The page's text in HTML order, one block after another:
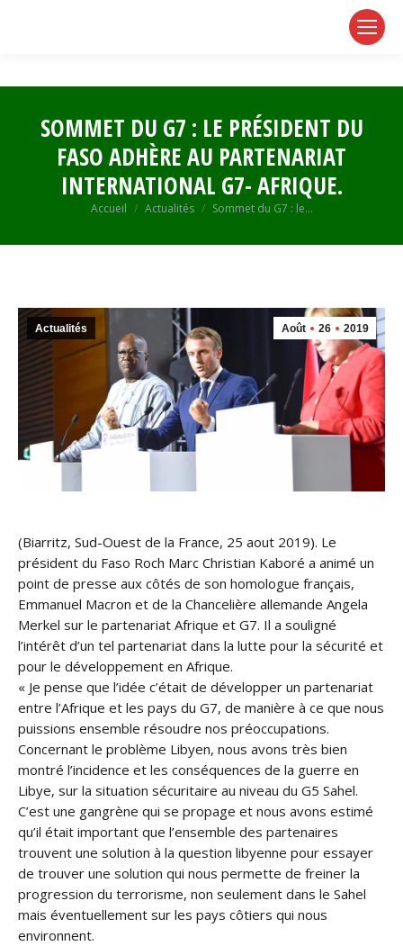
SOMMET DU G7 : LE PRÉSIDENT DU
FASO ADHÈRE AU PARTENARIAT
INTERNATIONAL G7- AFRIQUE.
Vous êtes ici :
Accueil Actualités Sommet du G7 : le…
Août 26 2019
Actualités
(Biarritz, Sud-Ouest de la France, 25 aout 2019). Le
président du Faso Roch Marc Christian Kaboré a animé un
point de presse aux côtés de son homologue français,
Emmanuel Macron et de la Chancelière allemande Angela
Merkel sur le partenariat Afrique et G7. Il a souligné
l’intérêt d’un tel partenariat dans la lutte pour la sécurité et
pour le développement en Afrique.
« Je pense que l’idée c’était de développer un partenariat
entre l’Afrique et les pays du G7, de manière à ce que nous
puissions ensemble résoudre nos préoccupations.
Concernant le problème Libyen, nous avons très bien
montré l’incidence et les conséquences de la guerre en
Libye, sur la situation sécuritaire au niveau du G5 Sahel.
C’est une gangrène qui se propage et nous avons estimé
qu’il était important que l’ensemble des partenaires
trouvent une solution à la question libyenne pour essayer
de trouver une solution qui nous permette de freiner la
progression du terrorisme, non seulement dans le Sahel
mais éventuellement sur les pays côtiers qui nous
environnent.